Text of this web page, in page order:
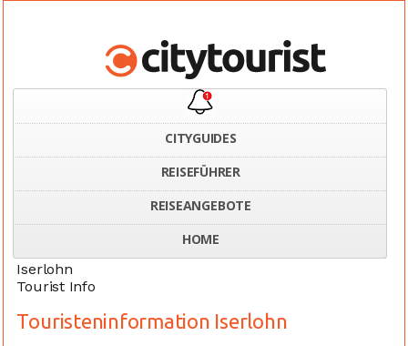
CITYGUIDES
REISEFÜHRER
REISEANGEBOTE
HOME
Deutschland Touristeninformation Iserlohn
Iserlohn
Tourist Info
Touristeninformation Iserlohn